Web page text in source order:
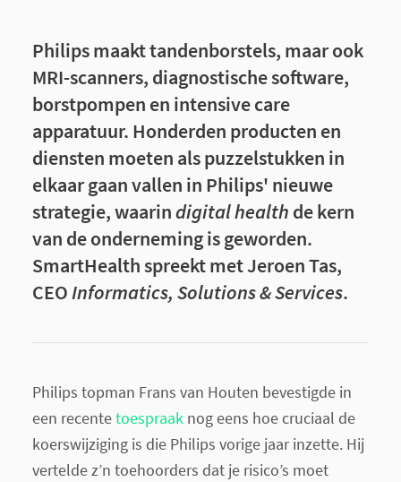
Philips maakt tandenborstels, maar ook
MRI-scanners, diagnostische software,
borstpompen en intensive care
apparatuur. Honderden producten en
diensten moeten als puzzelstukken in
elkaar gaan vallen in Philips' nieuwe
strategie, waarindigital health de kern
van de onderneming is geworden.
SmartHealth spreekt met Jeroen Tas,
CEOInformatics, Solutions & Services.
Philips topman Frans van Houten bevestigde in
een recentetoespraaknog eens hoe cruciaal de
koerswijziging is die Philips vorige jaar inzette. Hij
vertelde z’n toehoorders dat je risico’s moet